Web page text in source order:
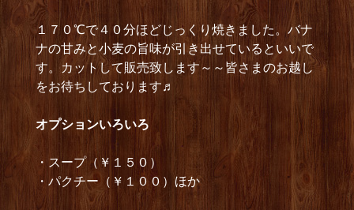
１７０℃で４０分ほどじっくり焼きました。バナ
ナの甘みと小麦の旨味が引き出せているといいで
す。カットして販売致します～～皆さまのお越し
をお待ちしております♬
オプショ ンいろいろ
・スープ（￥１５０）
・パクチー（￥１００）ほか